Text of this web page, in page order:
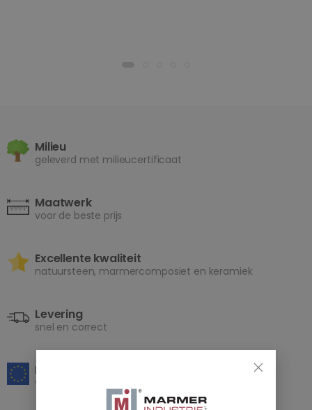
Milieu
geleverd met milieucertificaat
Maatwerk
voor de beste prijs
Excellente kwaliteit
natuursteen, marmercomposiet en keramiek
Levering
snel en correct
Europese materialen
voor binnen en buiten